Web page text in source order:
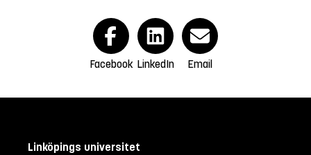
Facebook LinkedIn Email
Linköpings universitet